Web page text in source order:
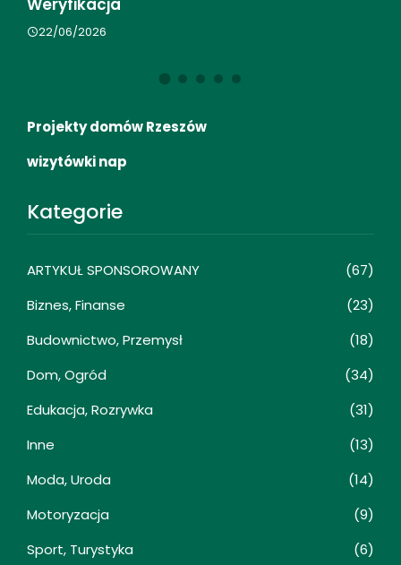
Księgowości
17/04/2026
Projekty domów Rzeszów
wizytówki nap
Kategorie
ARTYKUŁ SPONSOROWANY
(67)
Biznes, Finanse
(23)
Budownictwo, Przemysł
(18)
Dom, Ogród
(34)
Edukacja, Rozrywka
(31)
Inne
(13)
Moda, Uroda
(14)
Motoryzacja
(9)
Sport, Turystyka
(6)